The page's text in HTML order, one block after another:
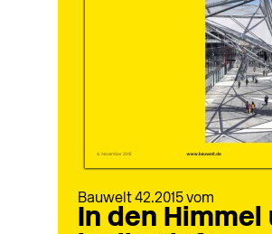
Bauwelt 42.2015 vom
In den Himmel